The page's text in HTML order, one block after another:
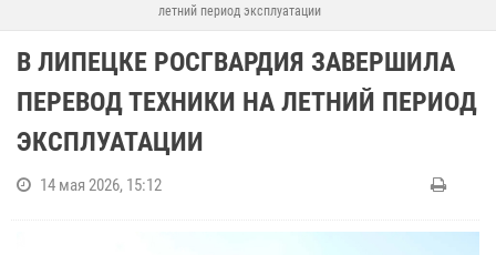
летний период эксплуатации
В ЛИПЕЦКЕ РОСГВАРДИЯ ЗАВЕРШИЛА
ПЕРЕВОД ТЕХНИКИ НА ЛЕТНИЙ ПЕРИОД
ЭКСПЛУАТАЦИИ
14 мая 2026, 15:12